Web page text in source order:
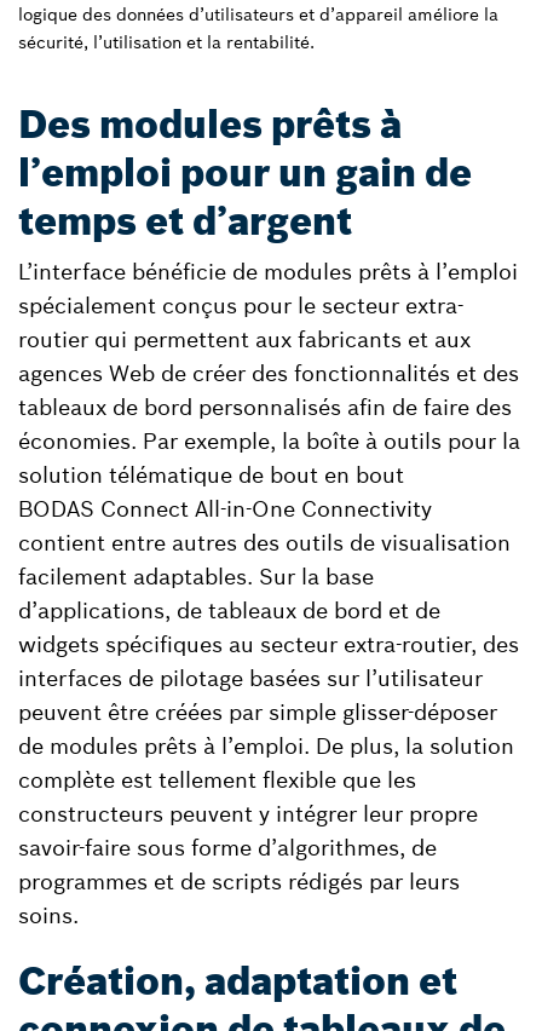
logique des données d’utilisateurs et d’appareil améliore la
sécurité, l’utilisation et la rentabilité.
Des modules prêts à
l’emploi pour un gain de
temps et d’argent
L’interface bénéficie de modules prêts à l’emploi
spécialement conçus pour le secteur extra-
routier qui permettent aux fabricants et aux
agences Web de créer des fonctionnalités et des
tableaux de bord personnalisés afin de faire des
économies. Par exemple, la boîte à outils pour la
solution télématique de bout en bout
BODAS Connect All-in-One Connectivity
contient entre autres des outils de visualisation
facilement adaptables. Sur la base
d’applications, de tableaux de bord et de
widgets spécifiques au secteur extra-routier, des
interfaces de pilotage basées sur l’utilisateur
peuvent être créées par simple glisser-déposer
de modules prêts à l’emploi. De plus, la solution
complète est tellement flexible que les
constructeurs peuvent y intégrer leur propre
savoir-faire sous forme d’algorithmes, de
programmes et de scripts rédigés par leurs
soins.
Création, adaptation et